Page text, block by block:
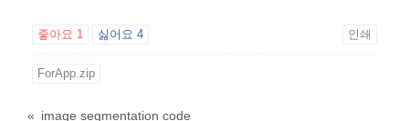
좋아요 1 싫어요 4 인쇄
ForApp.zip
« image segmentation code